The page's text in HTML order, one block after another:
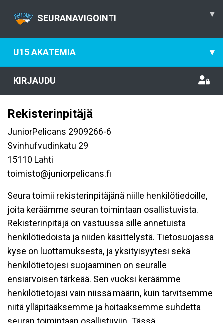
SEURANAVIGOINTI ▾
U15 AKATEMIA ▾
KIRJAUDU
Rekisterinpitäjä
JuniorPelicans 2909266-6
Svinhufvudinkatu 29
15110 Lahti
toimisto@juniorpelicans.fi
Seura toimii rekisterinpitäjänä niille henkilötiedoille,
joita keräämme seuran toimintaan osallistuvista.
Rekisterinpitäjä on vastuussa sille annetuista
henkilötiedoista ja niiden käsittelystä. Tietosuojassa
kyse on luottamuksesta, ja yksityisyytesi sekä
henkilötietojesi suojaaminen on seuralle
ensiarvoisen tärkeää. Sen vuoksi keräämme
henkilötietojasi vain niissä määrin, kuin tarvitsemme
niitä ylläpitääksemme ja hoitaaksemme suhdetta
seuran toimintaan osallistuviin. Tässä